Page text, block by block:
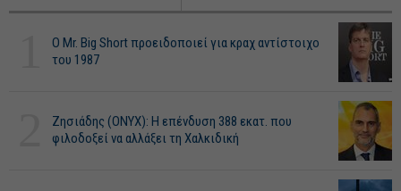
O Mr. Big Short προειδοποιεί για κραχ αντίστοιχο
του 1987
Ζησιάδης (ONYX): Η επένδυση 388 εκατ. που
φιλοδοξεί να αλλάξει τη Χαλκιδική